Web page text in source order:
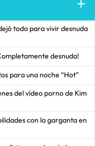
todo para vivir desnuda
desnuda!
para una noche “Hot”
del vídeo porno de Kim
con la garganta en